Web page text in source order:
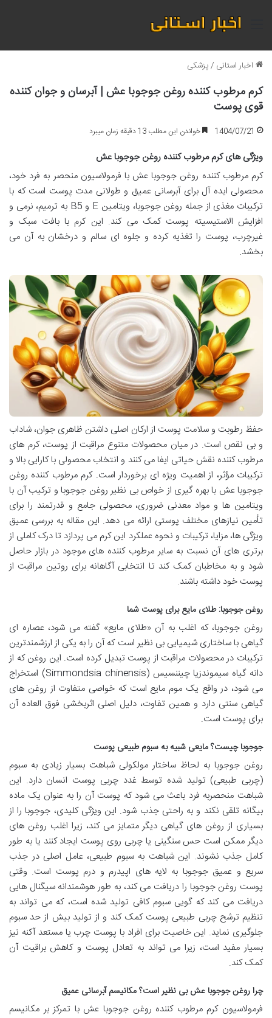
منو
اخبار استانی /پزشکی
کرم مرطوب کننده روغن جوجوبا عش | آبرسان و جوان کننده
قوی پوست
1404/07/21 خواندن این مطلب 13 دقیقه زمان میبرد
ویژگی های کرم مرطوب کننده روغن جوجوبا عش
کرم مرطوب کننده روغن جوجوبا عش با فرمولاسیون منحصر به فرد خود،
محصولی ایده آل برای آبرسانی عمیق و طولانی مدت پوست است که با
ترکیبات مغذی از جمله روغن جوجوبا، ویتامین E و B5 به ترمیم، نرمی و
افزایش الاستیسیته پوست کمک می کند. این کرم با بافت سبک و
غیرچرب، پوست را تغذیه کرده و جلوه ای سالم و درخشان به آن می
بخشد.
حفظ رطوبت و سلامت پوست از ارکان اصلی داشتن ظاهری جوان، شاداب
و بی نقص است. در میان محصولات متنوع مراقبت از پوست، کرم های
مرطوب کننده نقش حیاتی ایفا می کنند و انتخاب محصولی با کارایی بالا و
ترکیبات مؤثر، از اهمیت ویژه ای برخوردار است. کرم مرطوب کننده روغن
جوجوبا عش با بهره گیری از خواص بی نظیر روغن جوجوبا و ترکیب آن با
ویتامین ها و مواد معدنی ضروری، محصولی جامع و قدرتمند را برای
تأمین نیازهای مختلف پوستی ارائه می دهد. این مقاله به بررسی عمیق
ویژگی ها، مزایا، ترکیبات و نحوه عملکرد این کرم می پردازد تا درک کاملی از
برتری های آن نسبت به سایر مرطوب کننده های موجود در بازار حاصل
شود و به مخاطبان کمک کند تا انتخابی آگاهانه برای روتین مراقبت از
پوست خود داشته باشند.
روغن جوجوبا: طلای مایع برای پوست شما
روغن جوجوبا، که اغلب به آن «طلای مایع» گفته می شود، عصاره ای
گیاهی با ساختاری شیمیایی بی نظیر است که آن را به یکی از ارزشمندترین
ترکیبات در محصولات مراقبت از پوست تبدیل کرده است. این روغن که از
دانه گیاه سیموندزیا چیننسیس (Simmondsia chinensis) استخراج
می شود، در واقع یک موم مایع است که خواصی متفاوت از روغن های
گیاهی سنتی دارد و همین تفاوت، دلیل اصلی اثربخشی فوق العاده آن
برای پوست است.
جوجوبا چیست؟ مایعی شبیه به سبوم طبیعی پوست
روغن جوجوبا به لحاظ ساختار مولکولی شباهت بسیار زیادی به سبوم
(چربی طبیعی) تولید شده توسط غدد چربی پوست انسان دارد. این
شباهت منحصربه فرد باعث می شود که پوست آن را به عنوان یک ماده
بیگانه تلقی نکند و به راحتی جذب شود. این ویژگی کلیدی، جوجوبا را از
بسیاری از روغن های گیاهی دیگر متمایز می کند، زیرا اغلب روغن های
دیگر ممکن است حس سنگینی یا چربی روی پوست ایجاد کنند یا به طور
کامل جذب نشوند. این شباهت به سبوم طبیعی، عامل اصلی در جذب
سریع و عمیق جوجوبا به لایه های اپیدرم و درم پوست است. وقتی
پوست روغن جوجوبا را دریافت می کند، به طور هوشمندانه سیگنال هایی
دریافت می کند که گویی سبوم کافی تولید شده است، که می تواند به
تنظیم ترشح چربی طبیعی پوست کمک کند و از تولید بیش از حد سبوم
جلوگیری نماید. این خاصیت برای افراد با پوست چرب یا مستعد آکنه نیز
بسیار مفید است، زیرا می تواند به تعادل پوست و کاهش براقیت آن
کمک کند.
چرا روغن جوجوبا عش بی نظیر است؟ مکانیسم آبرسانی عمیق
فرمولاسیون کرم مرطوب کننده روغن جوجوبا عش با تمرکز بر مکانیسم